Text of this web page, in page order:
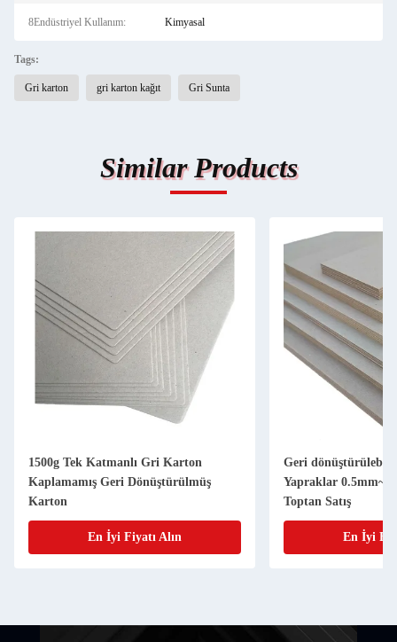
8Endüstriyel Kullanım: Kimyasal
Tags:
Gri karton gri karton kağıt Gri Sunta
Similar Products
1500g Tek Katmanlı Gri Karton
Kaplamamış Geri Dönüştürülmüş
Karton
En İyi Fiyatı Alın
Geri
Yapraklar
Toptan Satış
En İyi